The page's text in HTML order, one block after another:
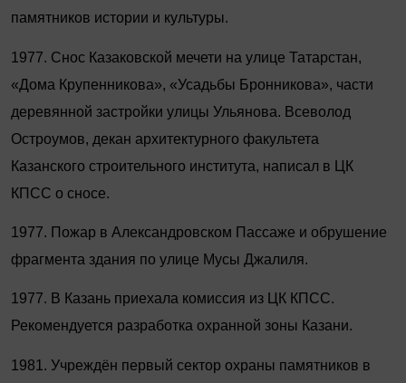
памятников истории и культуры.
1977. Снос Казаковской мечети на улице Татарстан,
«Дома Крупенникова», «Усадьбы Бронникова», части
деревянной застройки улицы Ульянова. Всеволод
Остроумов, декан архитектурного факультета
Казанского строительного института, написал в ЦК
КПСС о сносе.
1977. Пожар в Александровском Пассаже и обрушение
фрагмента здания по улице Мусы Джалиля.
1977. В Казань приехала комиссия из ЦК КПСС.
Рекомендуется разработка охранной зоны Казани.
1981. Учреждён первый сектор охраны памятников в